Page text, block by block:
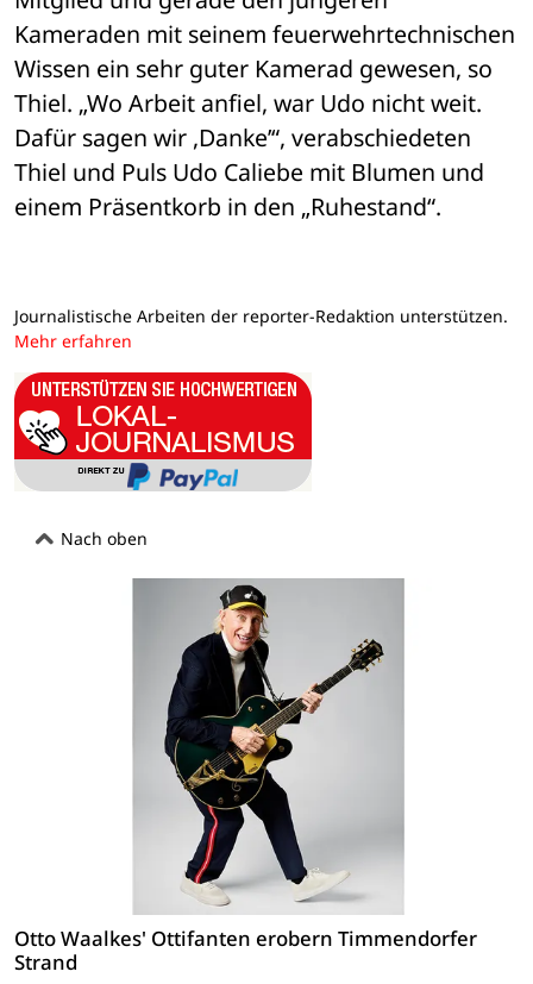
Kameraden mit seinem feuerwehrtechnischen
Wissen ein sehr guter Kamerad gewesen, so
Thiel. „Wo Arbeit anfiel, war Udo nicht weit.
Dafür sagen wir ,Danke’“, verabschiedeten
Thiel und Puls Udo Caliebe mit Blumen und
einem Präsentkorb in den „Ruhestand“.
Journalistische Arbeiten der reporter-Redaktion unterstützen.
Mehr erfahren
Nach oben
Otto Waalkes' Ottifanten erobern Timmendorfer
Strand